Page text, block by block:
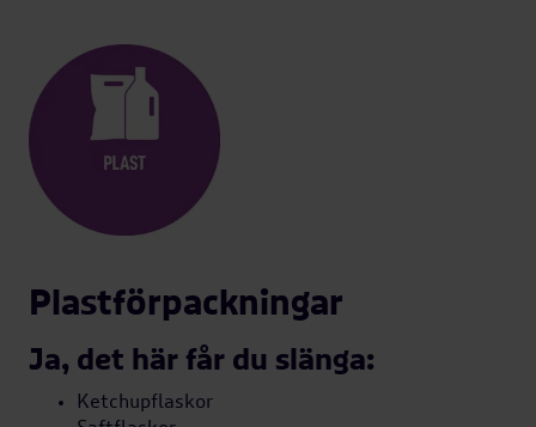
Plastförpackningar
Ja, det här får du slänga:
Ketchupflaskor